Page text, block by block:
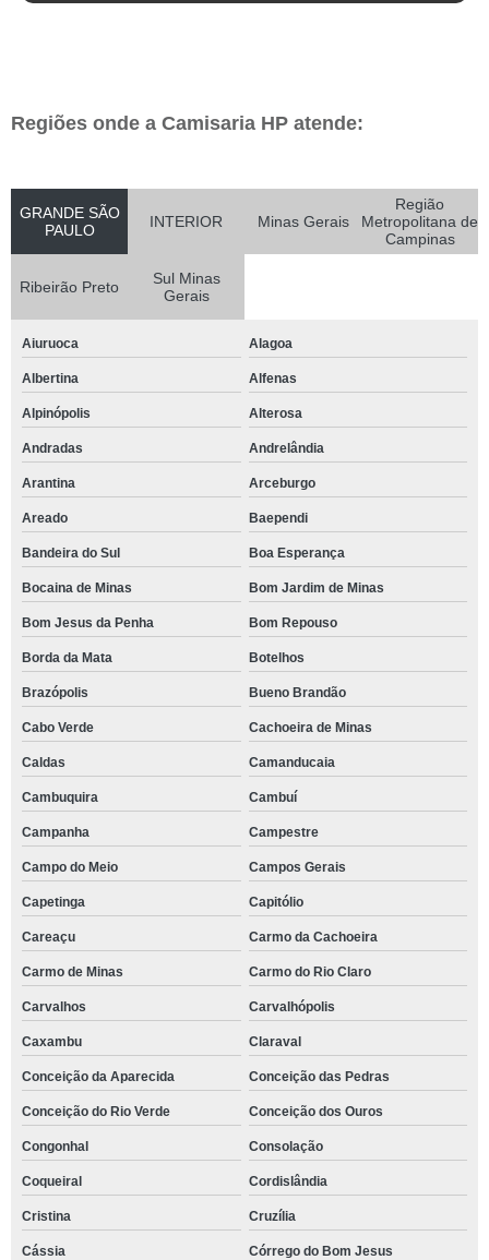
Regiões onde a Camisaria HP atende:
GRANDE SÃO
PAULO
INTERIOR Minas Gerais
Região
Metropolitana de
Campinas
Ribeirão Preto
Sul Minas
Gerais
Aiuruoca Alagoa
Albertina Alfenas
Alpinópolis Alterosa
Andradas Andrelândia
Arantina Arceburgo
Areado Baependi
Bandeira do Sul Boa Esperança
Bocaina de Minas Bom Jardim de Minas
Bom Jesus da Penha Bom Repouso
Borda da Mata Botelhos
Brazópolis Bueno Brandão
Cabo Verde Cachoeira de Minas
Caldas Camanducaia
Cambuquira Cambuí
Campanha Campestre
Campo do Meio Campos Gerais
Capetinga Capitólio
Careaçu Carmo da Cachoeira
Carmo de Minas Carmo do Rio Claro
Carvalhos Carvalhópolis
Caxambu Claraval
Conceição da Aparecida Conceição das Pedras
Conceição do Rio Verde Conceição dos Ouros
Congonhal Consolação
Coqueiral Cordislândia
Cristina Cruzília
Cássia Córrego do Bom Jesus